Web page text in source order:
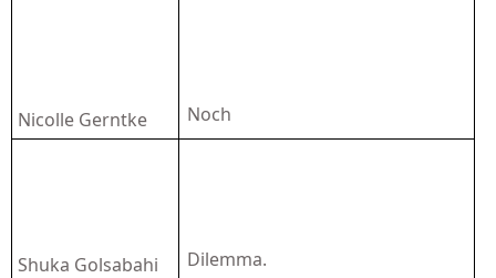
Nicolle Gerntke Noch
Shuka Golsabahi Dilemma.